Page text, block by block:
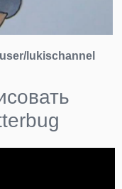
lukischannel